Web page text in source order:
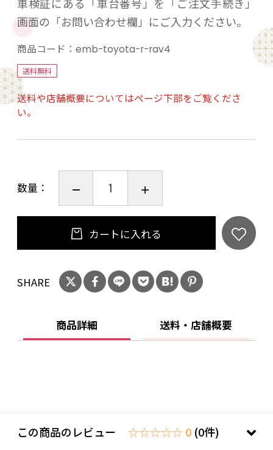
車検証にある「車台番号」を「ご注文手続き」
画面の「お問い合わせ欄」にご入力ください。
商品コード： emb-toyota-r-rav4
送料無料
送料や店舗概要についてはページ下部をご覧くださ
い。
数量：
カートに入れる
SHARE
商品詳細 送料・店舗概要
この商品のレビュー ☆☆☆☆☆ 0 (0件)